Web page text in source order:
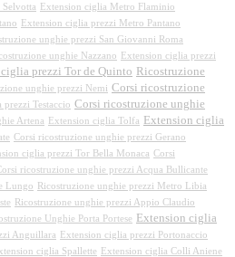
Extension ciglia Metro Flaminio
Extension ciglia prezzi Metro Pantano
unghie prezzi San Giovanni Roma
unghie Nazzano
Extension ciglia prezzi
prezzi Tor de Quinto Ricostruzione
unghie prezzi Nemi Corsi ricostruzione
prezzi Testaccio Corsi ricostruzione unghie
Artena Extension ciglia Tolfa Extension ciglia
Corsi ricostruzione unghie prezzi Gerano
ciglia prezzi Tor Bella Monaca Corsi
ricostruzione unghie prezzi Acqua Bullicante
Lungo
Ricostruzione unghie prezzi Metro Libia
Ricostruzione unghie prezzi Appio Claudio
Unghie Porta Portese Extension ciglia
Anguillara
Extension ciglia prezzi Portonaccio
ciglia Spallette
Extension ciglia Colli Aniene